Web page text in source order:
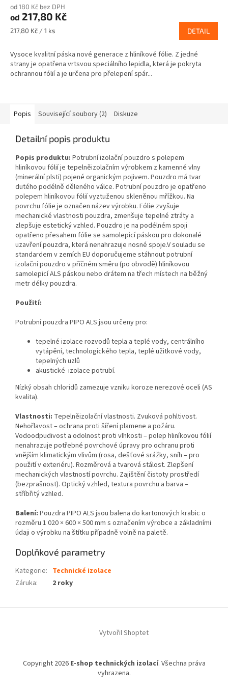
od 180 Kč bez DPH
od 217,80 Kč
Měrná
217,80 Kč / 1 ks DETAIL
Vysoce kvalitní páska nové generace z hliníkové fólie. Z jedné
strany je opatřena vrtsvou speciálního lepidla, která je pokryta
ochrannou fólií a je určena pro přelepení spár...
Popis Související soubory (2) Diskuze
Detailní popis produktu
Popis produktu: Potrubní izolační pouzdro s polepem
hliníkovou fólií je tepelněizolačním výrobkem z kamenné vlny
(minerální plsti) pojené organickým pojivem. Pouzdro má tvar
dutého podélně děleného válce. Potrubní pouzdro je opatřeno
polepem hliníkovou fólií vyztuženou skleněnou mřížkou. Na
povrchu fólie je označen název výrobku. Fólie zvyšuje
mechanické vlastnosti pouzdra, zmenšuje tepelné ztráty a
zlepšuje estetický vzhled. Pouzdro je na podélném spoji
opatřeno přesahem fólie se samolepicí páskou pro dokonalé
uzavření pouzdra, která nenahrazuje nosné spoje.V souladu se
standardem v zemích EU doporučujeme stáhnout potrubní
izolační pouzdro v příčném směru (po obvodě) hliníkovou
samolepicí ALS páskou nebo drátem na třech místech na běžný
metr délky pouzdra.
Použití:
Potrubní pouzdra PIPO ALS jsou určeny pro:
tepelné izolace rozvodů tepla a teplé vody, centrálního
vytápění, technologického tepla, teplé užitkové vody,
tepelných uzlů
akustické izolace potrubí.
Nízký obsah chloridů zamezuje vzniku koroze nerezové oceli (AS
kvalita).
Vlastnosti: Tepelněizolační vlastnosti. Zvuková pohltivost.
Nehořlavost – ochrana proti šíření plamene a požáru.
Vodoodpudivost a odolnost proti vlhkosti – polep hliníkovou fólií
nenahrazuje potřebné povrchové úpravy pro ochranu proti
vnějším klimatickým vlivům (rosa, dešťové srážky, sníh – pro
použití v exteriéru). Rozměrová a tvarová stálost. Zlepšení
mechanických vlastností povrchu. Zajištění čistoty prostředí
(bezprašnost). Optický vzhled, textura povrchu a barva –
stříbřitý vzhled.
Balení: Pouzdra PIPO ALS jsou balena do kartonových krabic o
rozměru 1 020 × 600 × 500 mm s označením výrobce a základními
údaji o výrobku na štítku případně volně na paletě.
Doplňkové parametry
Kategorie: Technické izolace
Záruka: 2 roky
Vytvořil Shoptet
Copyright 2026 E-shop technických izolací. Všechna práva
vyhrazena.